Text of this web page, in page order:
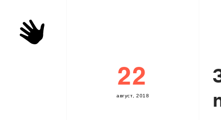
22
август, 2018